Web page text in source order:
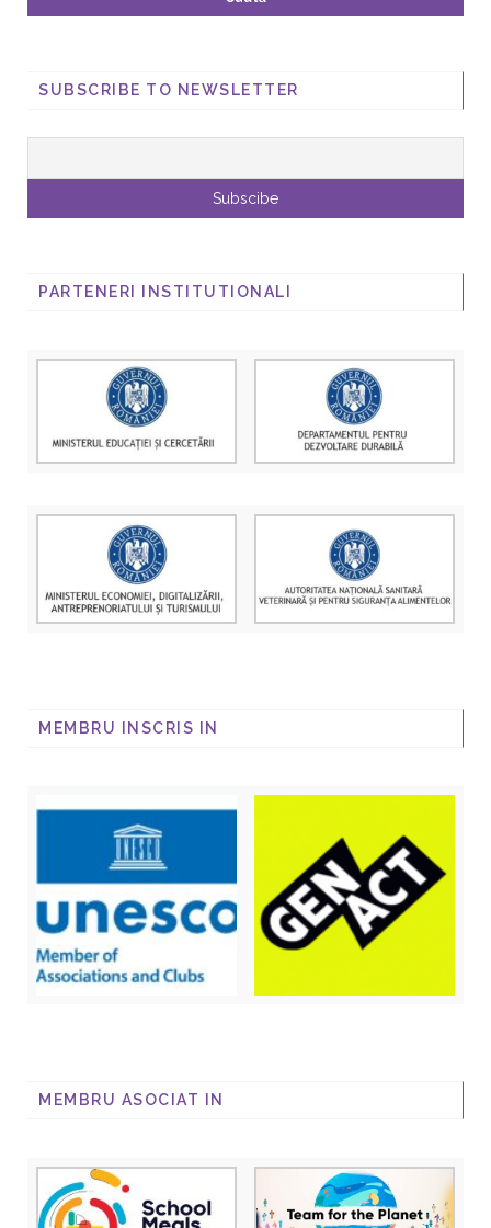
SUBSCRIBE TO NEWSLETTER
PARTENERI INSTITUTIONALI
MEMBRU INSCRIS IN
MEMBRU ASOCIAT IN